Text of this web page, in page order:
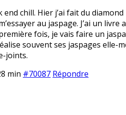
end chill. Hier j’ai fait du
au jaspage. J’ai un
fois, je vais faire un
souvent ses jaspages elle-
joints.
min #70087 Répondre